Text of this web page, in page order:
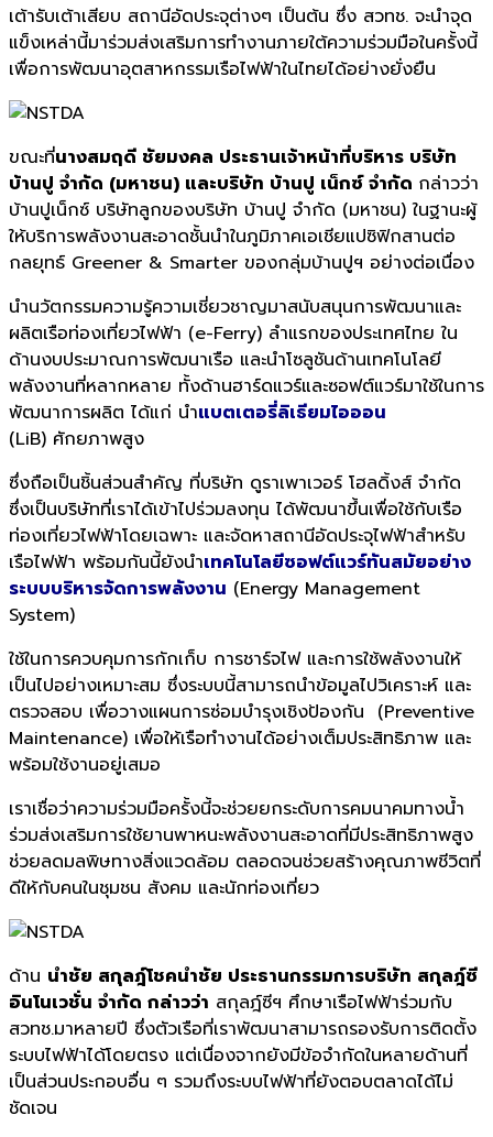
เต้ารับเต้าเสียบ สถานีอัดประจุต่างๆ เป็นต้น ซึ่ง สวทช. จะนำจุด
แข็งเหล่านี้มาร่วมส่งเสริมการทำงานภายใต้ความร่วมมือในครั้งนี้
เพื่อการพัฒนาอุตสาหกรรมเรือไฟฟ้าในไทยได้อย่างยั่งยืน
ขณะที่นางสมฤดี ชัยมงคล ประธานเจ้าหน้าที่บริหาร บริษัท
บ้านปู จำกัด (มหาชน) และบริษัท บ้านปู เน็กซ์ จำกัด กล่าวว่า
บ้านปูเน็กซ์ บริษัทลูกของบริษัท บ้านปู จำกัด (มหาชน) ในฐานะผู้
ให้บริการพลังงานสะอาดชั้นนำในภูมิภาคเอเชียแปซิฟิกสานต่อ
กลยุทธ์ Greener & Smarter ของกลุ่มบ้านปูฯ อย่างต่อเนื่อง
นำนวัตกรรมความรู้ความเชี่ยวชาญมาสนับสนุนการพัฒนาและ
ผลิตเรือท่องเที่ยวไฟฟ้า (e-Ferry) ลำแรกของประเทศไทย ใน
ด้านงบประมาณการพัฒนาเรือ และนำโซลูชันด้านเทคโนโลยี
พลังงานที่หลากหลาย ทั้งด้านฮาร์ดแวร์และซอฟต์แวร์มาใช้ในการ
พัฒนาการผลิต ได้แก่ นำแบตเตอรี่ลิเธียมไอออน
(LiB) ศักยภาพสูง
ซึ่งถือเป็นชิ้นส่วนสำคัญ ที่บริษัท ดูราเพาเวอร์ โฮลดิ้งส์ จำกัด
ซึ่งเป็นบริษัทที่เราได้เข้าไปร่วมลงทุน ได้พัฒนาขึ้นเพื่อใช้กับเรือ
ท่องเที่ยวไฟฟ้าโดยเฉพาะ และจัดหาสถานีอัดประจุไฟฟ้าสำหรับ
เรือไฟฟ้า พร้อมกันนี้ยังนำเทคโนโลยีซอฟต์แวร์ทันสมัยอย่าง
ระบบบริหารจัดการพลังงาน (Energy Management
System)
ใช้ในการควบคุมการกักเก็บ การชาร์จไฟ และการใช้พลังงานให้
เป็นไปอย่างเหมาะสม ซึ่งระบบนี้สามารถนำข้อมูลไปวิเคราะห์ และ
ตรวจสอบ เพื่อวางแผนการซ่อมบำรุงเชิงป้องกัน (Preventive
Maintenance) เพื่อให้เรือทำงานได้อย่างเต็มประสิทธิภาพ และ
พร้อมใช้งานอยู่เสมอ
เราเชื่อว่าความร่วมมือครั้งนี้จะช่วยยกระดับการคมนาคมทางน้ำ
ร่วมส่งเสริมการใช้ยานพาหนะพลังงานสะอาดที่มีประสิทธิภาพสูง
ช่วยลดมลพิษทางสิ่งแวดล้อม ตลอดจนช่วยสร้างคุณภาพชีวิตที่
ดีให้กับคนในชุมชน สังคม และนักท่องเที่ยว
ด้าน นำชัย สกุลฎ์โชคนำชัย ประธานกรรมการบริษัท สกุลฎ์ซี
อินโนเวชั่น จำกัด กล่าวว่า สกุลฎ์ซีฯ ศึกษาเรือไฟฟ้าร่วมกับ
สวทช.มาหลายปี ซึ่งตัวเรือที่เราพัฒนาสามารถรองรับการติดตั้ง
ระบบไฟฟ้าได้โดยตรง แต่เนื่องจากยังมีข้อจำกัดในหลายด้านที่
เป็นส่วนประกอบอื่น ๆ รวมถึงระบบไฟฟ้าที่ยังตอบตลาดได้ไม่
ชัดเจน